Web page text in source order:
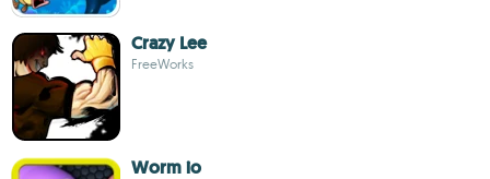
Crazy Lee
FreeWorks
Worm io